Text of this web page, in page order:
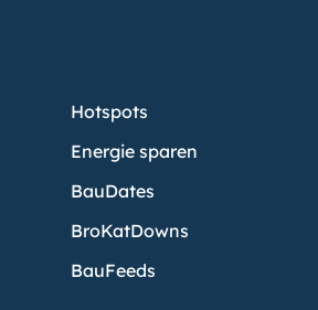
Hotspots
Energie sparen
BauDates
BroKatDowns
BauFeeds